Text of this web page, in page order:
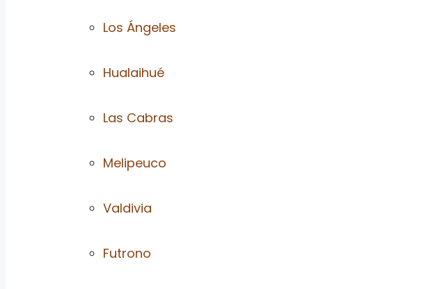
Los Ángeles
Hualaihué
Las Cabras
Melipeuco
Valdivia
Futrono